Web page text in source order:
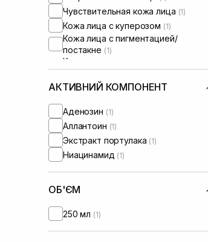
Чувствительная кожа лица (1)
Кожа лица с куперозом (1)
Кожа лица с пигментацией/
постакне (1)
Кожа лица с расширенными порами
Кожа лица с нарушенным
Кожа лица с нарушенным
микробиомом
Сухие волосы
Поврежденные волосы
Тонкие волосы
АКТИВНИЙ КОМПОНЕНТ
Аденозин (1)
Аллантоин (1)
Экстракт портулака (1)
Ниацинамид (1)
ОБ'ЄМ
250 мл (1)